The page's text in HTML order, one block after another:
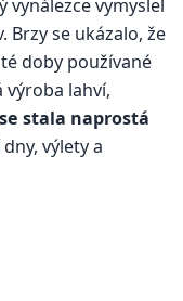
vynálezce vymyslel
Brzy se ukázalo, že
doby používané
výroba lahví,
stala naprostá
výlety a